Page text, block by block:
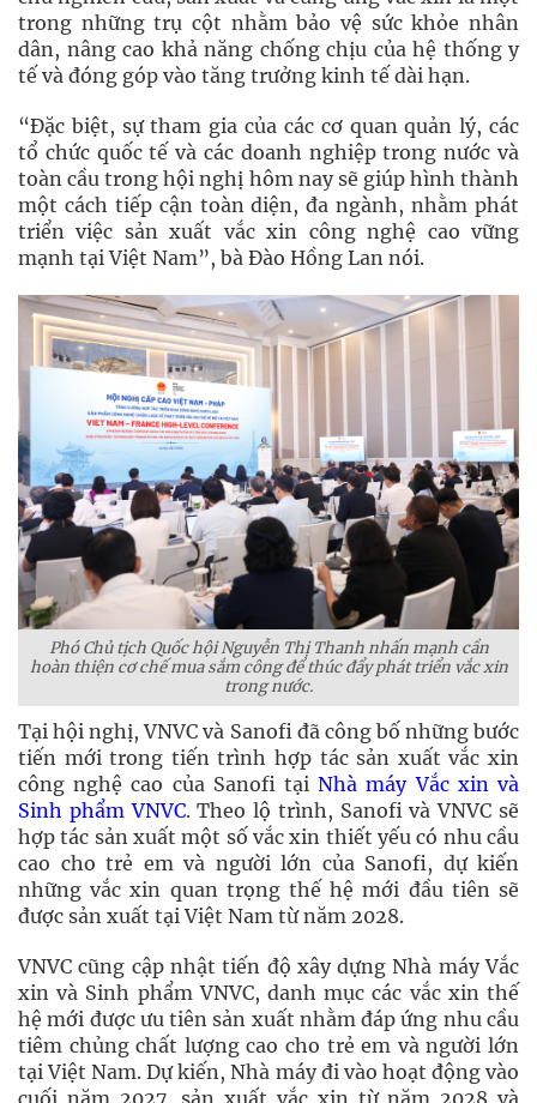
trong những trụ cột nhằm bảo vệ sức khỏe nhân
dân, nâng cao khả năng chống chịu của hệ thống y
tế và đóng góp vào tăng trưởng kinh tế dài hạn.
“Đặc biệt, sự tham gia của các cơ quan quản lý, các
tổ chức quốc tế và các doanh nghiệp trong nước và
toàn cầu trong hội nghị hôm nay sẽ giúp hình thành
một cách tiếp cận toàn diện, đa ngành, nhằm phát
triển việc sản xuất vắc xin công nghệ cao vững
mạnh tại Việt Nam”, bà Đào Hồng Lan nói.
Phó Chủ tịch Quốc hội Nguyễn Thị Thanh nhấn mạnh cần
hoàn thiện cơ chế mua sắm công để thúc đẩy phát triển vắc xin
trong nước.
Tại hội nghị, VNVC và Sanofi đã công bố những bước
tiến mới trong tiến trình hợp tác sản xuất vắc xin
công nghệ cao của Sanofi tạiNhà máy Vắc xin và
Sinh phẩm VNVC. Theo lộ trình, Sanofi và VNVC sẽ
hợp tác sản xuất một số vắc xin thiết yếu có nhu cầu
cao cho trẻ em và người lớn của Sanofi, dự kiến
những vắc xin quan trọng thế hệ mới đầu tiên sẽ
được sản xuất tại Việt Nam từ năm 2028.
VNVC cũng cập nhật tiến độ xây dựng Nhà máy Vắc
xin và Sinh phẩm VNVC, danh mục các vắc xin thế
hệ mới được ưu tiên sản xuất nhằm đáp ứng nhu cầu
tiêm chủng chất lượng cao cho trẻ em và người lớn
tại Việt Nam. Dự kiến, Nhà máy đi vào hoạt động vào
cuối năm 2027, sản xuất vắc xin từ năm 2028 và